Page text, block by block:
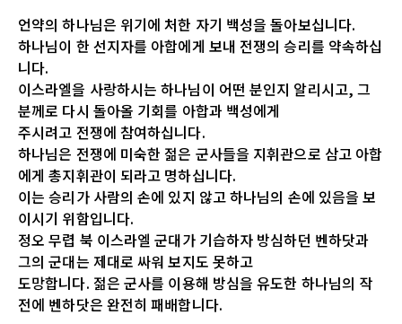
언약의 하나님은 위기에 처한 자기 백성을 돌아보십니다.
하나님이 한 선지자를 아합에게 보내 전쟁의 승리를 약속하십
니다.
이스라엘을 사랑하시는 하나님이 어떤 분인지 알리시고, 그
분께로 다시 돌아올 기회를 아합과 백성에게
주시려고 전쟁에 참여하십니다.
하나님은 전쟁에 미숙한 젊은 군사들을 지휘관으로 삼고 아합
에게 총지휘관이 되라고 명하십니다.
이는 승리가 사람의 손에 있지 않고 하나님의 손에 있음을 보
이시기 위함입니다.
정오 무렵 북 이스라엘 군대가 기습하자 방심하던 벤하닷과
그의 군대는 제대로 싸워 보지도 못하고
도망합니다. 젊은 군사를 이용해 방심을 유도한 하나님의 작
전에 벤하닷은 완전히 패배합니다.